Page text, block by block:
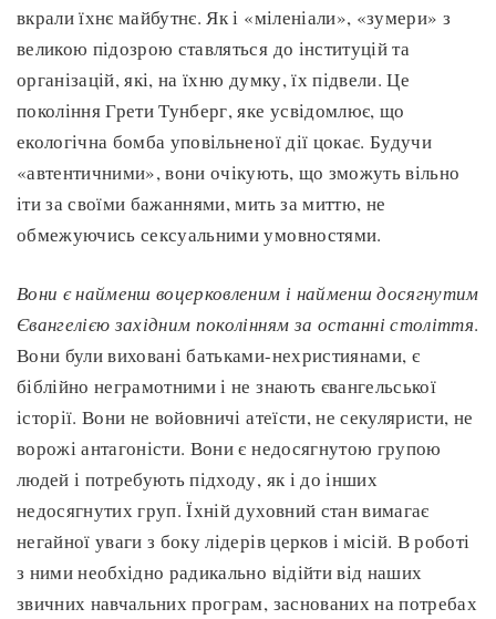
вкрали їхнє майбутнє. Як і «міленіали», «зумери» з
великою підозрою ставляться до інституцій та
організацій, які, на їхню думку, їх підвели. Це
покоління Грети Тунберг, яке усвідомлює, що
екологічна бомба уповільненої дії цокає. Будучи
«автентичними», вони очікують, що зможуть вільно
іти за своїми бажаннями, мить за миттю, не
обмежуючись сексуальними умовностями.
Вони є найменш воцерковленим і найменш досягнутим
Євангелією західним поколінням за останні століття.
Вони були виховані батьками-нехристиянами, є
біблійно неграмотними і не знають євангельської
історії. Вони не войовничі атеїсти, не секуляристи, не
ворожі антагоністи. Вони є недосягнутою групою
людей і потребують підходу, як і до інших
недосягнутих груп. Їхній духовний стан вимагає
негайної уваги з боку лідерів церков і місій. В роботі
з ними необхідно радикально відійти від наших
звичних навчальних програм, заснованих на потребах